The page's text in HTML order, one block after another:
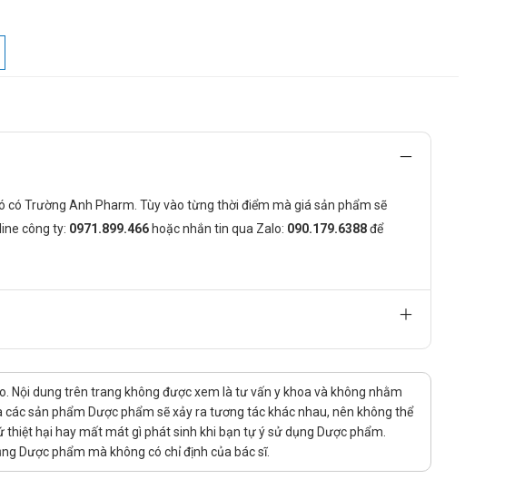
dùng hằng ngày nên được cân nhắc
acetyl salicylic
có Trường Anh Pharm. Tùy vào từng thời điểm mà giá sản phẩm sẽ
công ty: 0971.899.466 hoặc nhắn tin qua Zalo: 090.179.6388để
dung trên trang không được xem là tư vấn y khoa và không nhằm
sản phẩm Dược phẩm sẽ xảy ra tương tác khác nhau, nên không thể
hại hay mất mát gì phát sinh khi bạn tự ý sử dụng Dược phẩm.
Dược phẩm mà không có chỉ định của bác sĩ.